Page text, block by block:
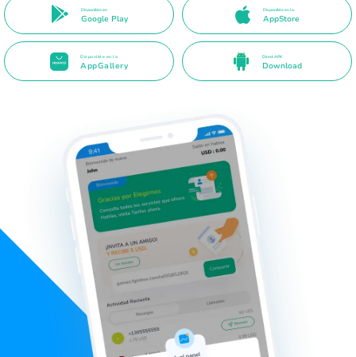
Disponible en
Google Play
Disponible en la
AppStore
Disponible en la
AppGallery
Direct APK
Download